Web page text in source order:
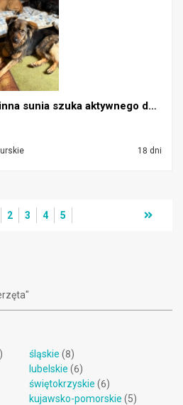
Neska - domowa, rodzinna sunia szuka aktywnego dom...
18 dni
2 3 4 5
śląskie (8)
lubelskie (6)
świętokrzyskie (6)
kujawsko-pomorskie (5)